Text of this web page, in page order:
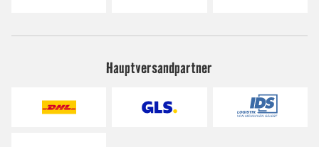
Hauptversandpartner